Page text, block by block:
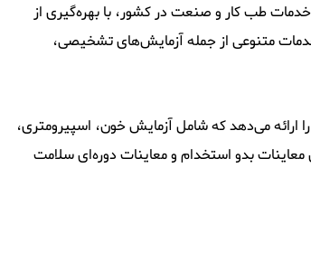
طب کار و صنعت در کشور، با بهره‌گیری از
متنوعی از جمله آزمایش‌های تشخیصی،
ارائه می‌دهد که شامل آزمایش‌ خون، اسپیرومتری،
بدو استخدام و معاینات دوره‌ای سلامت